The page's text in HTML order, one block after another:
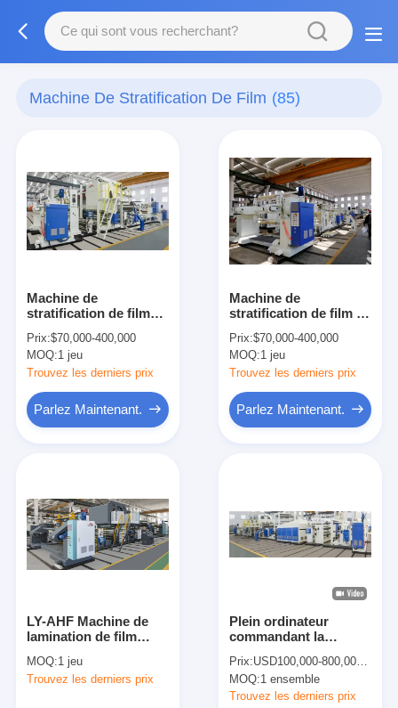
Machine De Stratification De Film (85)
Machine de
stratification de film
couleur avec la largeur
de
1200/1400/1700/2200/2500mm
Prix:$70,000-400,000
MOQ:1 jeu
Trouvez les derniers prix
Parlez Maintenant.
Machine de
stratification de film de
avec le système de
refroidissement rapide
Prix:$70,000-400,000
MOQ:1 jeu
Trouvez les derniers prix
Parlez Maintenant.
LY-AHF Machine de
lamination de film
m/min
MOQ:1 jeu
Trouvez les derniers prix
Plein ordinateur
commandant la
de lamineur de film
d'ANIMAL FAMILIER
de 1500mm
Prix:USD100,000-800,000/set
MOQ:1 ensemble
Trouvez les derniers prix